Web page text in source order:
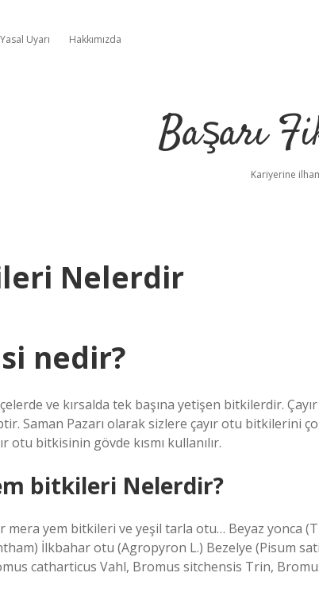
Yasal Uyarı Hakkımızda
Başarı
Kariyerine
Nelerdir
nedir?
ve kırsalda tek başına yetişen bitkilerdir.
Saman Pazarı olarak sizlere çayır otu bitkilerini
otu bitkisinin gövde kısmı kullanılır.
bitkileri Nelerdir?
mera yem bitkileri ve yeşil tarla otu… Beyaz yonca
İlkbahar otu (Agropyron L.) Bezelye (Pisum
catharticus Vahl, Bromus sitchensis Trin,